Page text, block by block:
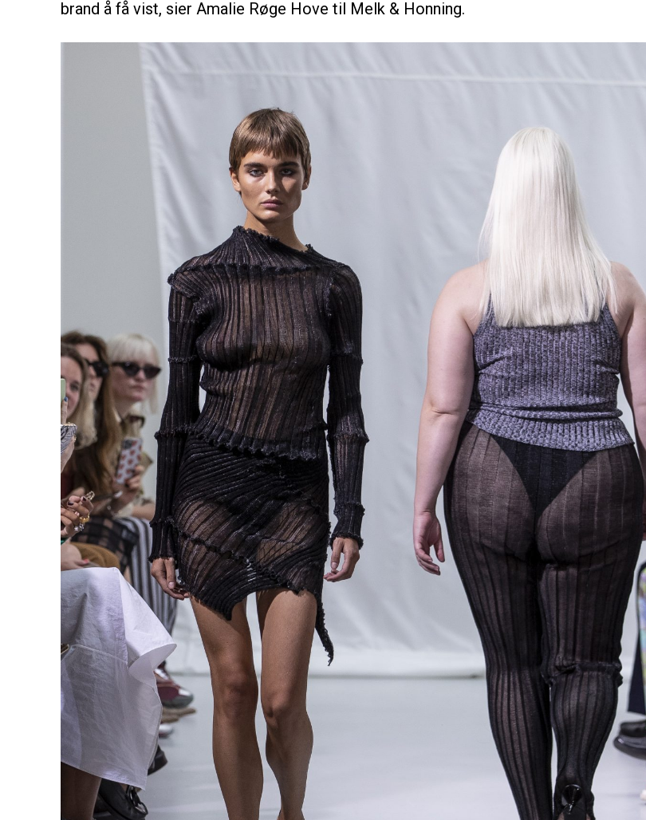
brand å få vist, sier Amalie Røge Hove til Melk & Honning.